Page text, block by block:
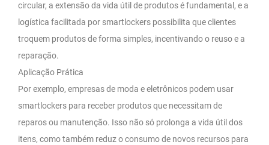
circular, a extensão da vida útil de produtos é fundamental, e a
logística facilitada por smartlockers possibilita que clientes
troquem produtos de forma simples, incentivando o reuso e a
reparação.
Aplicação Prática
Por exemplo, empresas de moda e eletrônicos podem usar
smartlockers para receber produtos que necessitam de
reparos ou manutenção. Isso não só prolonga a vida útil dos
itens, como também reduz o consumo de novos recursos para